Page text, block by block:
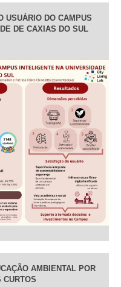
USUÁRIO DO CAMPUS
DE CAXIAS DO SUL
AMBIENTAL POR
CURTOS